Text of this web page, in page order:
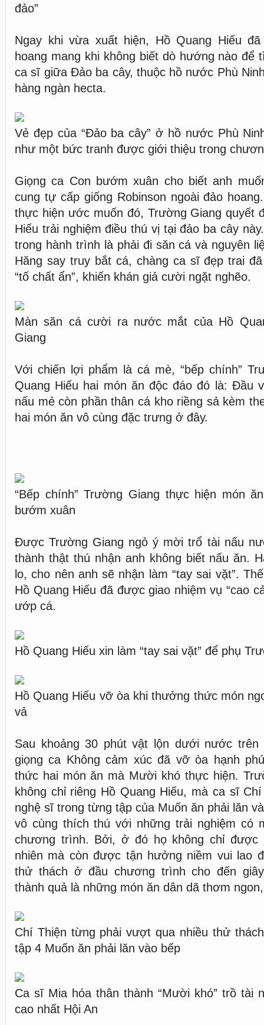
đảo”
Ngay khi vừa xuất hiện, Hồ Quang Hiếu
hoang mang khi không biết dò hướng nào để
ca sĩ giữa Đảo ba cây, thuộc hồ nước Phù
hàng ngàn hecta.
Vẻ đẹp của “Đảo ba cây” ở hồ nước Phù
như một bức tranh được giới thiệu trong
Giọng ca Con bướm xuân cho biết anh
cung tự cấp giống Robinson ngoài đảo
thực hiện ước muốn đó, Trường Giang quyết
Hiếu trải nghiệm điều thú vị tại đảo ba cây
trong hành trình là phải đi săn cá và nguyên
Hăng say truy bắt cá, chàng ca sĩ đẹp trai
“tố chất ẩn”, khiến khán giả cười ngặt nghẽo.
Màn săn cá cười ra nước mắt của Hồ
Giang
Với chiến lợi phẩm là cá mè, “bếp chính”
Quang Hiếu hai món ăn độc đáo đó là: Đầu
nấu mẻ còn phần thân cá kho riềng sả kèm
hai món ăn vô cùng đặc trưng ở đây.
“Bếp chính” Trường Giang thực hiện món
bướm xuân
Được Trường Giang ngỏ ý mời trổ tài nấu
thành thật thú nhận anh không biết nấu ăn.
lo, cho nên anh sẽ nhận làm “tay sai vặt”.
Hồ Quang Hiếu đã được giao nhiệm vụ “cao
ướp cá.
Hồ Quang Hiếu xin làm “tay sai vặt” để phụ
Hồ Quang Hiếu vỡ òa khi thưởng thức món
vả
Sau khoảng 30 phút vật lộn dưới nước
giọng ca Không cảm xúc đã vỡ òa hạnh
thức hai món ăn mà Mười khó thực hiện.
không chỉ riêng Hồ Quang Hiếu, mà ca sĩ
nghệ sĩ trong từng tập của Muốn ăn phải lăn
vô cùng thích thú với những trải nghiệm có
chương trình. Bởi, ở đó họ không chỉ được
nhiên mà còn được tận hưởng niềm vui lao
thử thách ở đầu chương trình cho đến
thành quả là những món ăn dân dã thơm
Chí Thiện từng phải vượt qua nhiều thử
tập 4 Muốn ăn phải lăn vào bếp
Ca sĩ Mia hóa thân thành “Mười khó” trồ tài
cao nhất Hội An